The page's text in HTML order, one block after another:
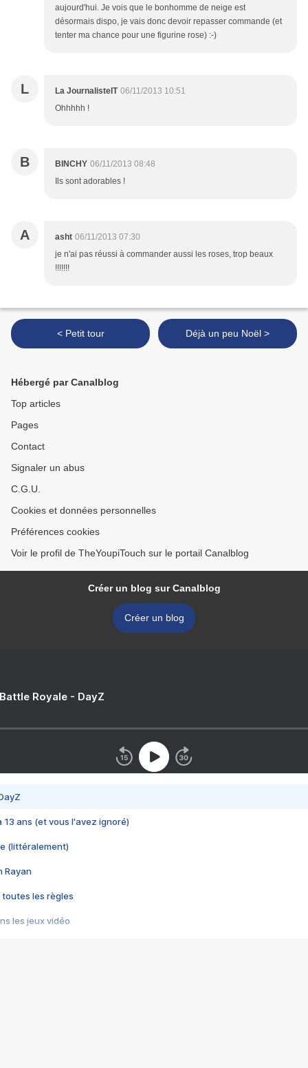
aujourd'hui. Je vois que le bonhomme de neige est
désormais dispo, je vais donc devoir repasser commande (et
tenter ma chance pour une figurine rose) :-)
L La JournalisteIT 06/11/2013 10:51
Ohhhhh !
B BINCHY 06/11/2013 08:48
Ils sont adorables !
A asht 06/11/2013 07:30
je n'ai pas réussi à commander aussi les roses, trop beaux
!!!!!!!
< Petit tour Déjà un peu Noël >
Hébergé par Canalblog
Top articles
Pages
Contact
Signaler un abus
C.G.U.
Cookies et données personnelles
Préférences cookies
Voir le profil de TheYoupiTouch sur le portail Canalblog
Créer un blog sur Canalblog
Créer un blog
Royale - DayZ
13 ans (et vous l'avez ignoré)
(littéralement)
Rayan
toutes les règles
les jeux vidéo